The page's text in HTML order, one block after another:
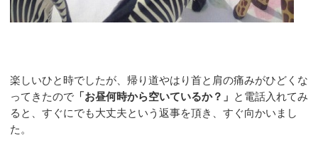
楽しいひと時でしたが、帰り道やはり首と肩の痛みがひどくな
ってきたので 「お昼何時から空いているか？」 と電話入れてみ
ると、すぐにでも大丈夫という返事を頂き、すぐ向かいまし
た。